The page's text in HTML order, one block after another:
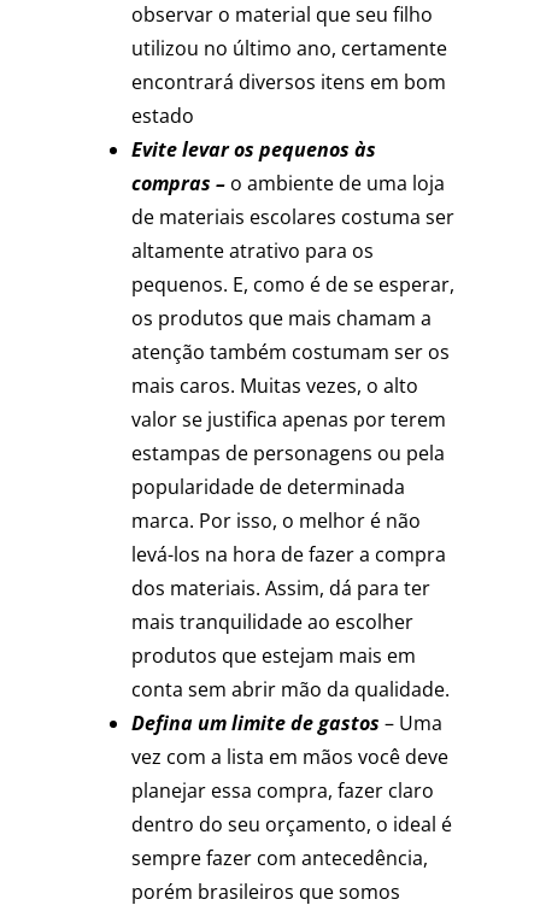
observar o material que seu filho
utilizou no último ano, certamente
encontrará diversos itens em bom
estado
Evite levar os pequenos às
compras –o ambiente de uma loja
de materiais escolares costuma ser
altamente atrativo para os
pequenos. E, como é de se esperar,
os produtos que mais chamam a
atenção também costumam ser os
mais caros. Muitas vezes, o alto
valor se justifica apenas por terem
estampas de personagens ou pela
popularidade de determinada
marca. Por isso, o melhor é não
levá-los na hora de fazer a compra
dos materiais. Assim, dá para ter
mais tranquilidade ao escolher
produtos que estejam mais em
conta sem abrir mão da qualidade.
Defina um limite de gastos – Uma
vez com a lista em mãos você deve
planejar essa compra, fazer claro
dentro do seu orçamento, o ideal é
sempre fazer com antecedência,
porém brasileiros que somos